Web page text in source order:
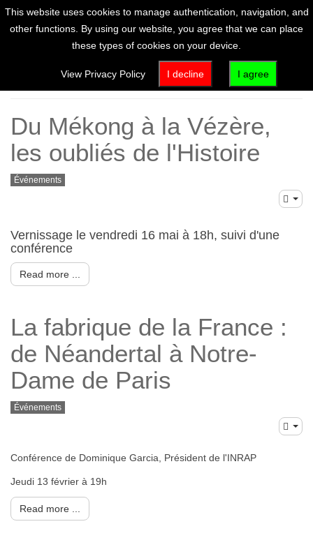
Français
Du Mékong à la Vézère,
les oubliés de l'Histoire
Événements
Vernissage le vendredi 16 mai à 18h, suivi d'une
conférence
Read more ...
La fabrique de la France :
de Néandertal à Notre-
Dame de Paris
Événements
Conférence de Dominique Garcia, Président de l'INRAP
Jeudi 13 février à 19h
Read more ...
This website uses cookies to manage authentication, navigation, and
other functions. By using our website, you agree that we can place
these types of cookies on your device.
View Privacy Policy I decline I agree